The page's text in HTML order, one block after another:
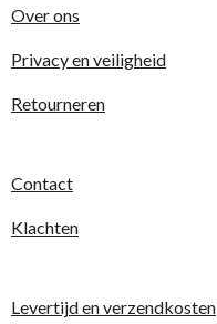
Over ons
Privacy en veiligheid
Retourneren
Contact
Klachten
Levertijd en verzendkosten